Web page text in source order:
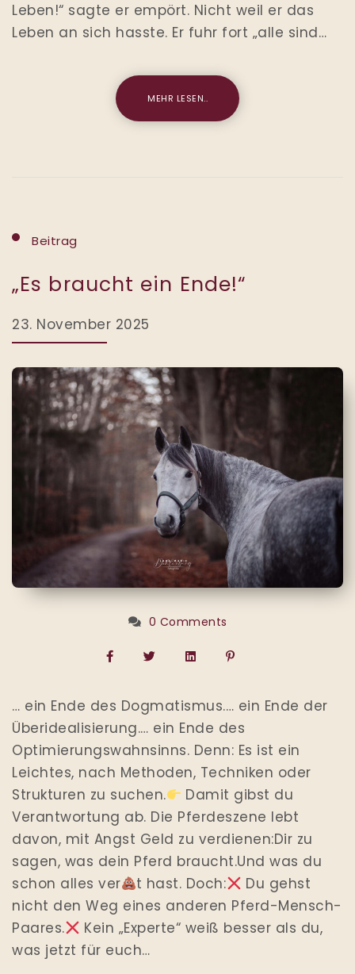
Leben!“ sagte er empört. Nicht weil er das
Leben an sich hasste. Er fuhr fort „alle sind…
MEHR LESEN..
Beitrag
„Es braucht ein Ende!“
23. November 2025
0 Comments
… ein Ende des Dogmatismus.… ein Ende der
Überidealisierung.… ein Ende des
Optimierungswahnsinns. Denn: Es ist ein
Leichtes, nach Methoden, Techniken oder
Strukturen zu suchen.
Damit gibst du
Verantwortung ab. Die Pferdeszene lebt
davon, mit Angst Geld zu verdienen:Dir zu
sagen, was dein Pferd braucht.Und was du
schon alles ver
t hast. Doch:
Du gehst
nicht den Weg eines anderen Pferd-Mensch-
Paares.
Kein „Experte“ weiß besser als du,
was jetzt für euch…